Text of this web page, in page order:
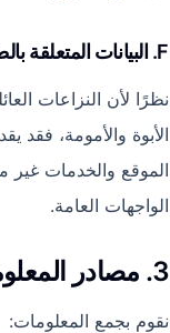
F. البيانات المتعلقة بالطفل
نظرًا لأن النزاعات
الأبوة والأمومة،
الموقع والخدمات
الواجهات العامة.
3. مصادر المعلومات
نقوم بجمع المعلومات: